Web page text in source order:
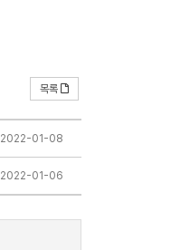
목록
2022-01-08
2022-01-06